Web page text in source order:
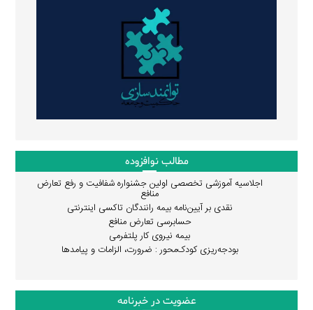
مطالب نوافزوده
اجلاسیه آموزشی تخصصی اولین جشنواره شفافیت و رفع تعارض
منافع
نقدی بر آیین‌نامه بیمه رانندگان تاکسی اینترنتی
حسابرسی تعارض منافع
بیمه نیروی کار پلتفرمی
بودجه‌ریزی کودک‌محور : ضرورت، الزامات و پیامدها
عضویت در خبرنامه